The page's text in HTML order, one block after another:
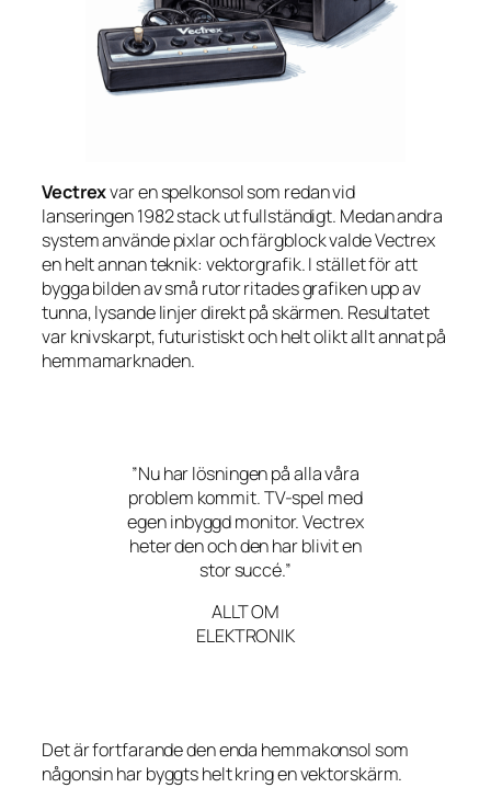
Vectrexvar en spelkonsol som redan vid
lanseringen 1982 stack ut fullständigt. Medan andra
system använde pixlar och färgblock valde Vectrex
en helt annan teknik: vektorgrafik. I stället för att
bygga bilden av små rutor ritades grafiken upp av
tunna, lysande linjer direkt på skärmen. Resultatet
var knivskarpt, futuristiskt och helt olikt allt annat på
hemmamarknaden.
”Nu har lösningen på alla våra
problem kommit. TV-spel med
egen inbyggd monitor. Vectrex
heter den och den har blivit en
stor succé.”
ALLT OM
ELEKTRONIK
Det är fortfarande den enda hemmakonsol som
någonsin har byggts helt kring en vektorskärm.